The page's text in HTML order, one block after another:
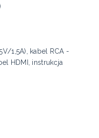
1,5A), kabel RCA -
HDMI, instrukcja